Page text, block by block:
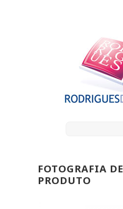
FOTOGRAFIA DE
PRODUTO